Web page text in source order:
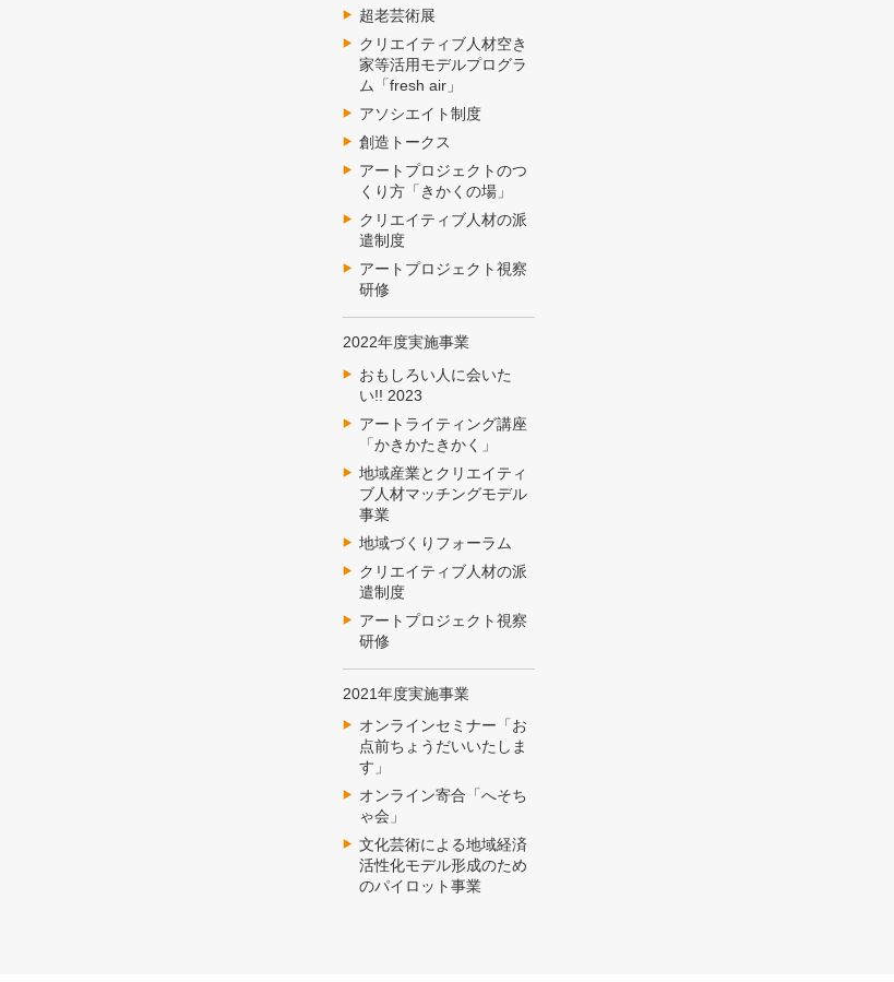
超老芸術展
クリエイティブ人材空き
家等活用モデルプログラ
ム「fresh air」
アソシエイト制度
創造トークス
アートプロジェクトのつ
くり方「きかくの場」
クリエイティブ人材の派
遣制度
アートプロジェクト視察
研修
2022年度実施事業
おもしろい人に会いた
い!! 2023
アートライティング講座
「かきかたきかく」
地域産業とクリエイティ
ブ人材マッチングモデル
事業
地域づくりフォーラム
クリエイティブ人材の派
遣制度
アートプロジェクト視察
研修
2021年度実施事業
オンラインセミナー「お
点前ちょうだいいたしま
す」
オンライン寄合「へそち
ゃ会」
文化芸術による地域経済
活性化モデル形成のため
のパイロット事業